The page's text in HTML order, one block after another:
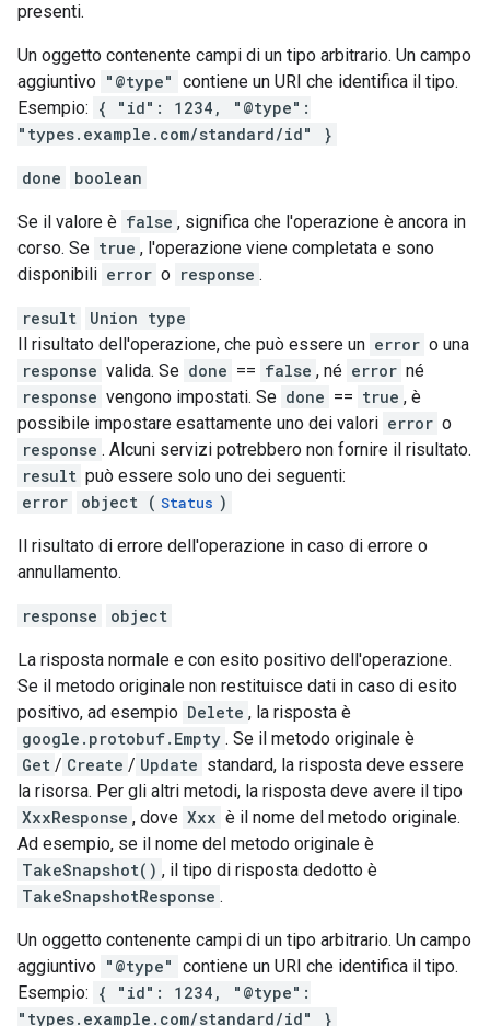
presenti.
Un oggetto contenente campi di un tipo arbitrario. Un campo
aggiuntivo "@type" contiene un URI che identifica il tipo.
Esempio: { "id": 1234, "@type":
"types.example.com/standard/id" }
done boolean
Se il valore è false , significa che l'operazione è ancora in
corso. Se true , l'operazione viene completata e sono
disponibili error o response .
result
Union type
Il risultato dell'operazione, che può essere un error o una
response valida. Se done == false , né error né
response vengono impostati. Se done == true , è
possibile impostare esattamente uno dei valori error o
response . Alcuni servizi potrebbero non fornire il risultato.
result può essere solo uno dei seguenti:
error
object ( Status )
Il risultato di errore dell'operazione in caso di errore o
annullamento.
response object
La risposta normale e con esito positivo dell'operazione.
Se il metodo originale non restituisce dati in caso di esito
positivo, ad esempio Delete , la risposta è
google.protobuf.Empty . Se il metodo originale è
Get / Create / Update standard, la risposta deve essere
la risorsa. Per gli altri metodi, la risposta deve avere il tipo
XxxResponse , dove Xxx è il nome del metodo originale.
Ad esempio, se il nome del metodo originale è
TakeSnapshot() , il tipo di risposta dedotto è
TakeSnapshotResponse .
Un oggetto contenente campi di un tipo arbitrario. Un campo
aggiuntivo "@type" contiene un URI che identifica il tipo.
Esempio: { "id": 1234, "@type":
"types.example.com/standard/id" }